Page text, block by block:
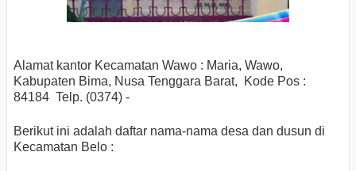
Alamat kantor Kecamatan Wawo : Maria, Wawo,
Kabupaten Bima, Nusa Tenggara Barat, Kode Pos :
84184 Telp. (0374) -
Berikut ini adalah daftar nama-nama desa dan dusun di
Kecamatan Belo :